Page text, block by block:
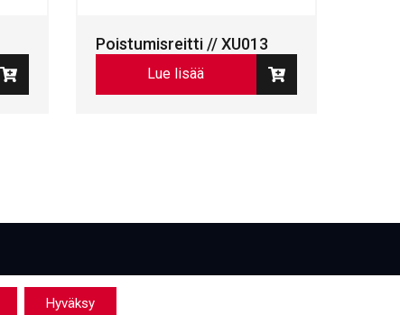
Poistumisreitti // XU013
Lue lisää
Hyväksy